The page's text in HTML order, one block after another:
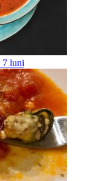
7 luni